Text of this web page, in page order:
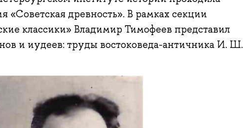
«Советская древность». В рамках секции
классики» Владимир Тимофеев представил
и иудеев: труды востоковеда-античника И. Ш.